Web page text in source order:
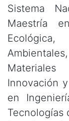
Sistema
Maestría
Innovación
en
Tecnologías